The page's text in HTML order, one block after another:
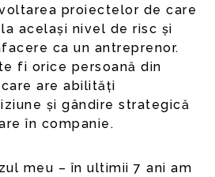
proiectelor de care
același nivel de risc și
ca un antreprenor.
fi orice persoană din
are abilități
și gândire strategică
în companie.
meu – în ultimii 7 ani am